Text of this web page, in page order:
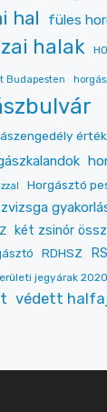
hal füles
halak
Budapesten
Horgásztó
két zsinór
RDHSZ
jegyárak 2020
védett